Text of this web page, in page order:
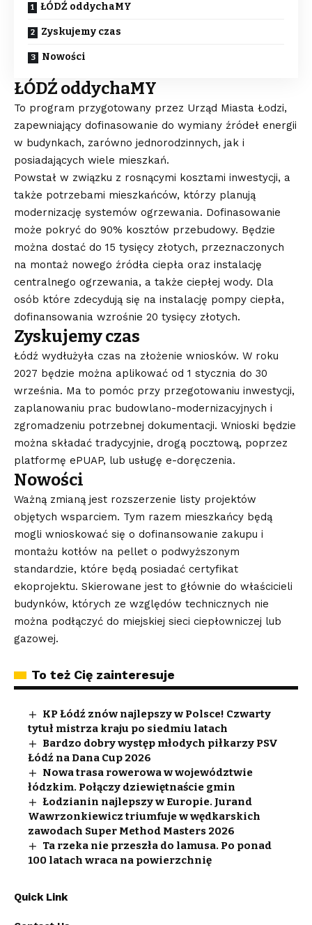
ŁÓDŹ oddychaMY
Zyskujemy czas
Nowości
ŁÓDŹ oddychaMY
To program przygotowany przez Urząd Miasta Łodzi,
zapewniający dofinasowanie do wymiany źródeł energii
w budynkach, zarówno jednorodzinnych, jak i
posiadających wiele mieszkań.
Powstał w związku z rosnącymi kosztami inwestycji, a
także potrzebami mieszkańców, którzy planują
modernizację systemów ogrzewania. Dofinasowanie
może pokryć do 90% kosztów przebudowy. Będzie
można dostać do 15 tysięcy złotych, przeznaczonych
na montaż nowego źródła ciepła oraz instalację
centralnego ogrzewania, a także ciepłej wody. Dla
osób które zdecydują się na instalację pompy ciepła,
dofinansowania wzrośnie 20 tysięcy złotych.
Zyskujemy czas
Łódź wydłużyła czas na złożenie wniosków. W roku
2027 będzie można aplikować od 1 stycznia do 30
września. Ma to pomóc przy przegotowaniu inwestycji,
zaplanowaniu prac budowlano-modernizacyjnych i
zgromadzeniu potrzebnej dokumentacji. Wnioski będzie
można składać tradycyjnie, drogą pocztową, poprzez
platformę ePUAP, lub usługę e-doręczenia.
Nowości
Ważną zmianą jest rozszerzenie listy projektów
objętych wsparciem. Tym razem mieszkańcy będą
mogli wnioskować się o dofinansowanie zakupu i
montażu kotłów na pellet o podwyższonym
standardzie, które będą posiadać certyfikat
ekoprojektu. Skierowane jest to głównie do właścicieli
budynków, których ze względów technicznych nie
można podłączyć do miejskiej sieci ciepłowniczej lub
gazowej.
To też Cię zainteresuje
KP Łódź znów najlepszy w Polsce! Czwarty
tytuł mistrza kraju po siedmiu latach
Bardzo dobry występ młodych piłkarzy PSV
Łódź na Dana Cup 2026
Nowa trasa rowerowa w województwie
łódzkim. Połączy dziewiętnaście gmin
Łodzianin najlepszy w Europie. Jurand
Wawrzonkiewicz triumfuje w wędkarskich
zawodach Super Method Masters 2026
Ta rzeka nie przeszła do lamusa. Po ponad
100 latach wraca na powierzchnię
Quick Link